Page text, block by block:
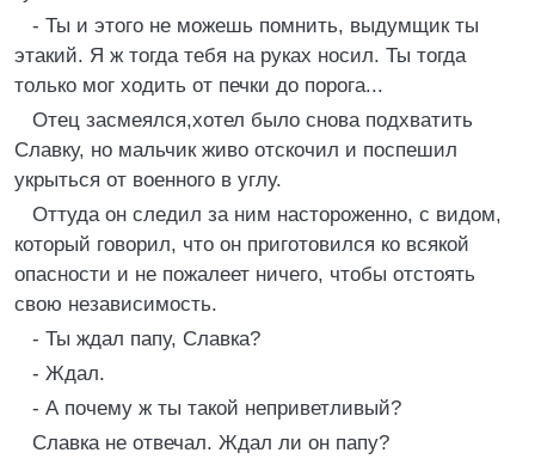
- Ты и этого не можешь помнить, выдумщик ты
этакий. Я ж тогда тебя на руках носил. Ты тогда
только мог ходить от печки до порога...
Отец засмеялся,хотел было снова подхватить
Славку, но мальчик живо отскочил и поспешил
укрыться от военного в углу.
Оттуда он следил за ним настороженно, с видом,
который говорил, что он приготовился ко всякой
опасности и не пожалеет ничего, чтобы отстоять
свою независимость.
- Ты ждал папу, Славка?
- Ждал.
- А почему ж ты такой неприветливый?
Славка не отвечал. Ждал ли он папу?